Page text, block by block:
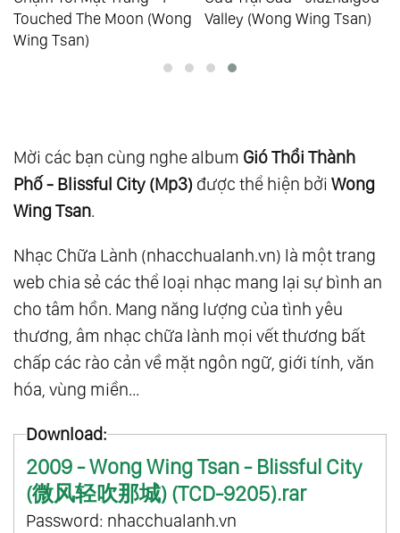
Touched The Moon (Wong
Wing Tsan)
Valley (Wong Wing Tsan)
Mời các bạn cùng nghe album Gió Thổi Thành
Phố - Blissful City (Mp3) được thể hiện bởi Wong
Wing Tsan.
Nhạc Chữa Lành (nhacchualanh.vn) là một trang
web chia sẻ các thể loại nhạc mang lại sự bình an
cho tâm hồn. Mang năng lượng của tình yêu
thương, âm nhạc chữa lành mọi vết thương bất
chấp các rào cản về mặt ngôn ngữ, giới tính, văn
hóa, vùng miền...
Download:
2009 - Wong Wing Tsan - Blissful City
(微风轻吹那城) (TCD-9205).rar
Password: nhacchualanh.vn